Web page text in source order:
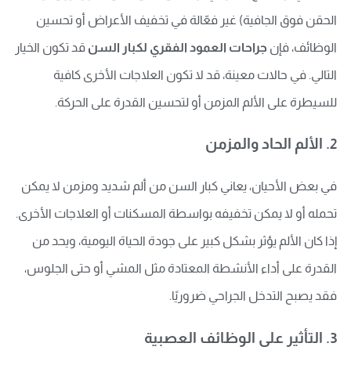
الحقن فوق الجافية) غير فعّالة في تخفيف الأعراض أو تحسين
الوظائف، فإن جراحات العمود الفقري لكبار السن قد تكون الخيار
التالي. في حالات معينة، قد لا تكون العلاجات الأخرى كافية
للسيطرة على الألم المزمن أو لتحسين القدرة على الحركة.
2. الألم الحاد والمزمن
في بعض الأحيان، يعاني كبار السن من ألم شديد ومزمن لا يمكن
تحمله أو لا يمكن تخفيفه بواسطة المسكنات أو العلاجات الأخرى.
إذا كان الألم يؤثر بشكل كبير على جودة الحياة اليومية، ويحد من
القدرة على أداء الأنشطة المعتادة مثل المشي أو حتى الجلوس،
فقد يصبح التدخل الجراحي ضروريًا.
3. التأثير على الوظائف العصبية